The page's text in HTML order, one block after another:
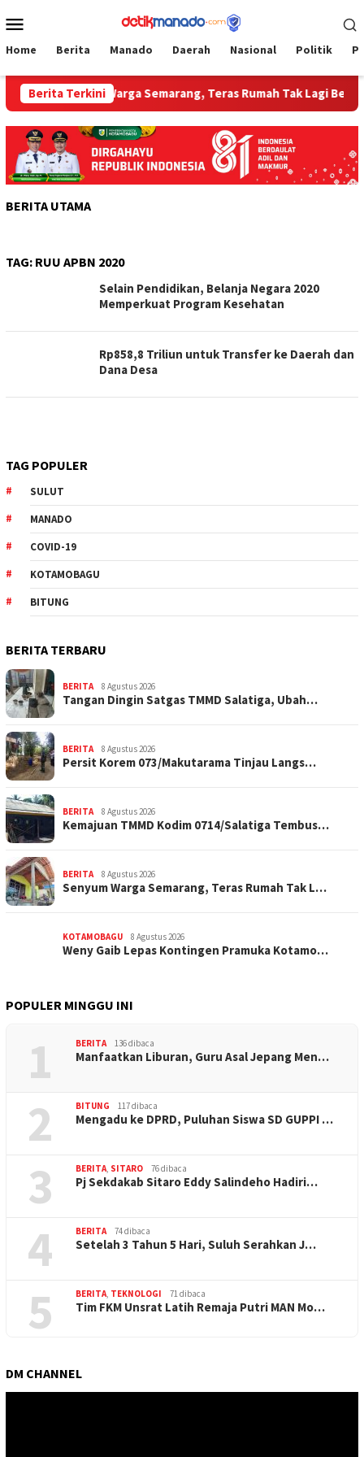
ke
Mobile
Home Berita Manado Daerah Nasional Politik
Berita Terkini
Senyum Warga Semarang, Teras Rumah Tak Lagi Becek,
BERITA UTAMA
TAG: RUU APBN 2020
Selain Pendidikan, Belanja Negara 2020
Memperkuat Program Kesehatan
Rp858,8 Triliun untuk Transfer ke Daerah dan
Dana Desa
TAG POPULER
SULUT
MANADO
COVID-19
KOTAMOBAGU
BITUNG
BERITA TERBARU
BERITA 8 Agustus 2026
Tangan Dingin Satgas TMMD Salatiga, Ubah…
BERITA 8 Agustus 2026
Persit Korem 073/Makutarama Tinjau Langs…
BERITA 8 Agustus 2026
Kemajuan TMMD Kodim 0714/Salatiga Tembus…
BERITA 8 Agustus 2026
Senyum Warga Semarang, Teras Rumah Tak L…
KOTAMOBAGU 8 Agustus 2026
Weny Gaib Lepas Kontingen Pramuka Kotamo…
POPULER MINGGU INI
1 BERITA 136 dibaca
Manfaatkan Liburan, Guru Asal Jepang Men…
2 BITUNG 117 dibaca
Mengadu ke DPRD, Puluhan Siswa SD GUPPI …
3 BERITA, SITARO 76 dibaca
Pj Sekdakab Sitaro Eddy Salindeho Hadiri…
4 BERITA 74 dibaca
Setelah 3 Tahun 5 Hari, Suluh Serahkan J…
5 BERITA, TEKNOLOGI 71 dibaca
Tim FKM Unsrat Latih Remaja Putri MAN Mo…
DM CHANNEL